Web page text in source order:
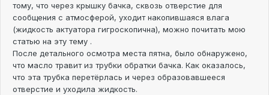
тому, что через крышку бачка, сквозь отверстие для
сообщения с атмосферой, уходит накопившаяся влага
(жидкость актуатора гигроскопична), можно почитать мою
статью на эту тему .
После детального осмотра места пятна, было обнаружено,
что масло травит из трубки обратки бачка. Как оказалось,
что эта трубка перетёрлась и через образовавшееся
отверстие и уходила жидкость.